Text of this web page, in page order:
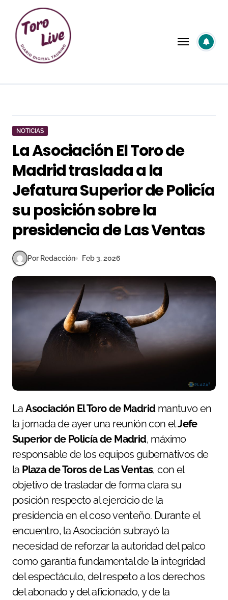
contenido
NOTICIAS
La Asociación El Toro de
Madrid traslada a la
Jefatura Superior de Policía
su posición sobre la
presidencia de Las Ventas
Por Redacción Feb 3, 2026
LaAsociación El Toro de Madridmantuvo en
la jornada de ayer una reunión con elJefe
Superior de Policía de Madrid, máximo
responsable de los equipos gubernativos de
la Plaza de Toros de Las Ventas, con el
objetivo de trasladar de forma clara su
posición respecto al ejercicio de la
presidencia en el coso venteño. Durante el
encuentro, la Asociación subrayó la
necesidad de reforzar la autoridad del palco
como garantía fundamental de la integridad
del espectáculo, del respeto a los derechos
del abonado y del aficionado, y de la